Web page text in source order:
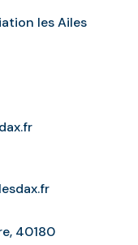
les Ailes
40180